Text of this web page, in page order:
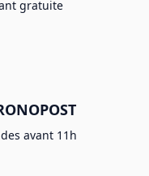
gratuite
avant 11h